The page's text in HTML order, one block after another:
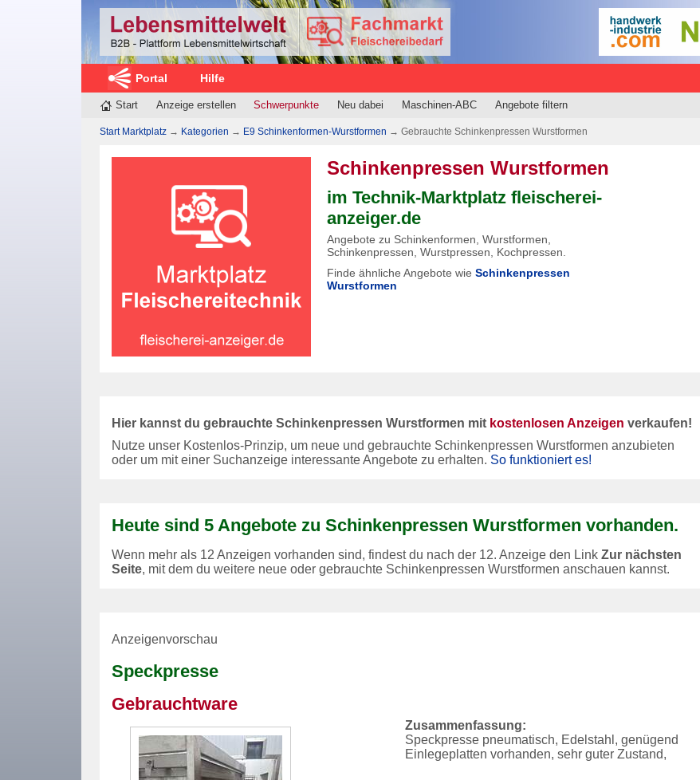
Portal Hilfe
Start Anzeige erstellen Schwerpunkte Neu dabei Maschinen-ABC Angebote filtern
Start Marktplatz → Kategorien → E9 Schinkenformen-Wurstformen → Gebrauchte Schinkenpressen Wurstformen
Schinkenpressen Wurstformen
im Technik-Marktplatz fleischerei-
anzeiger.de
Angebote zu Schinkenformen, Wurstformen,
Schinkenpressen, Wurstpressen, Kochpressen.
Finde ähnliche Angebote wie Schinkenpressen
Wurstformen
Hier kannst du gebrauchte Schinkenpressen Wurstformen mit kostenlosen Anzeigen verkaufen!
Nutze unser Kostenlos-Prinzip, um neue und gebrauchte Schinkenpressen Wurstformen anzubieten
oder um mit einer Suchanzeige interessante Angebote zu erhalten. So funktioniert es!
Heute sind 5 Angebote zu Schinkenpressen Wurstformen vorhanden.
Wenn mehr als 12 Anzeigen vorhanden sind, findest du nach der 12. Anzeige den Link Zur nächsten
Seite, mit dem du weitere neue oder gebrauchte Schinkenpressen Wurstformen anschauen kannst.
Anzeigenvorschau
Speckpresse
Gebrauchtware
Zusammenfassung:
Speckpresse pneumatisch, Edelstahl, genügend
Einlegeplatten vorhanden, sehr guter Zustand,